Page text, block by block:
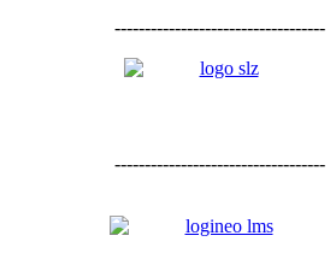
-----------------------------------
-----------------------------------